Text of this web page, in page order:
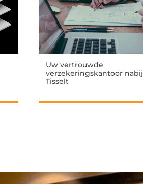
Uw vertrouwde
verzekeringskantoor nabij
Tisselt